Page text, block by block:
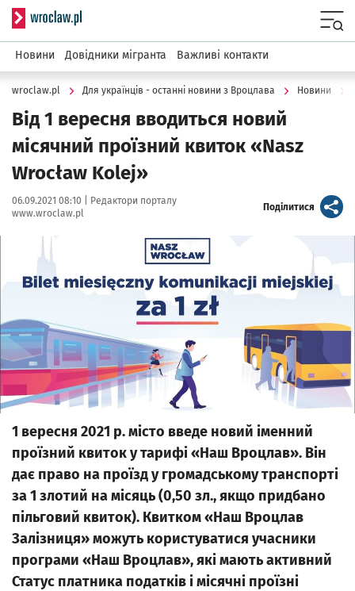
Serwis informacyjny wroclaw.pl
Новини Довідники мігранта Важливі контакти
wroclaw.pl Для українців - останні новини з Вроцлава Новини
Від 1 вересня вводиться новий
місячний проїзний квиток «Nasz
Wrocław Kolej»
Data publikacji:
06.09.2021 08:10 | Autor:
Редактори порталу
www.wroclaw.pl
Поділитися artykuł
1 вересня 2021 р. місто введе новий іменний
проїзний квиток у тарифі «Наш Вроцлав». Він
дає право на проїзд у громадському транспорті
за 1 злотий на місяць (0,50 зл., якщо придбано
пільговий квиток). Квитком «Наш Вроцлав
Залізниця» можуть користуватися учасники
програми «Наш Вроцлав», які мають активний
Статус платника податків і місячні проїзні